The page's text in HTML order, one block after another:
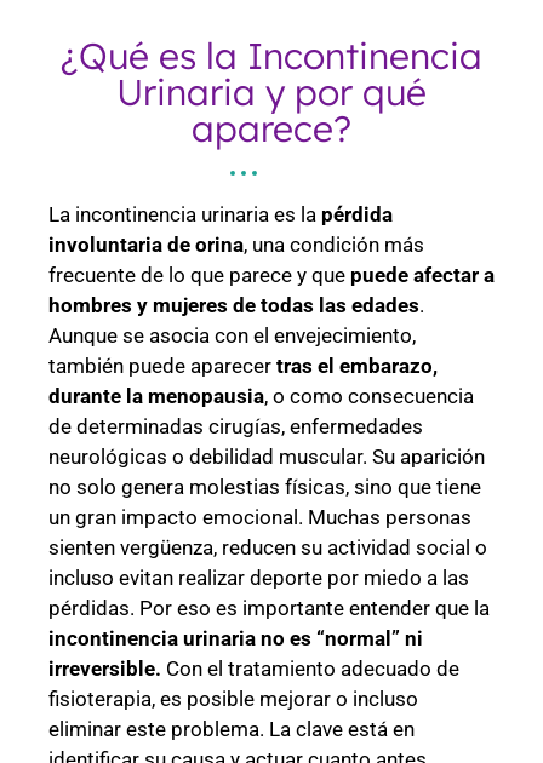
¿Qué es la Incontinencia
Urinaria y por qué
aparece?
La incontinencia urinaria es la pérdida
involuntaria de orina, una condición más
frecuente de lo que parece y que puede afectar a
hombres y mujeres de todas las edades.
Aunque se asocia con el envejecimiento,
también puede aparecer tras el embarazo,
durante la menopausia, o como consecuencia
de determinadas cirugías, enfermedades
neurológicas o debilidad muscular. Su aparición
no solo genera molestias físicas, sino que tiene
un gran impacto emocional. Muchas personas
sienten vergüenza, reducen su actividad social o
incluso evitan realizar deporte por miedo a las
pérdidas. Por eso es importante entender que la
incontinencia urinaria no es “normal” ni
irreversible. Con el tratamiento adecuado de
fisioterapia, es posible mejorar o incluso
eliminar este problema. La clave está en